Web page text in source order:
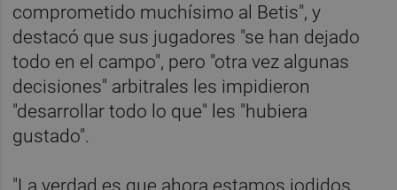
comprometido muchísimo al Betis", y
destacó que sus jugadores "se han dejado
todo en el campo", pero "otra vez algunas
decisiones" arbitrales les impidieron
"desarrollar todo lo que" les "hubiera
gustado".